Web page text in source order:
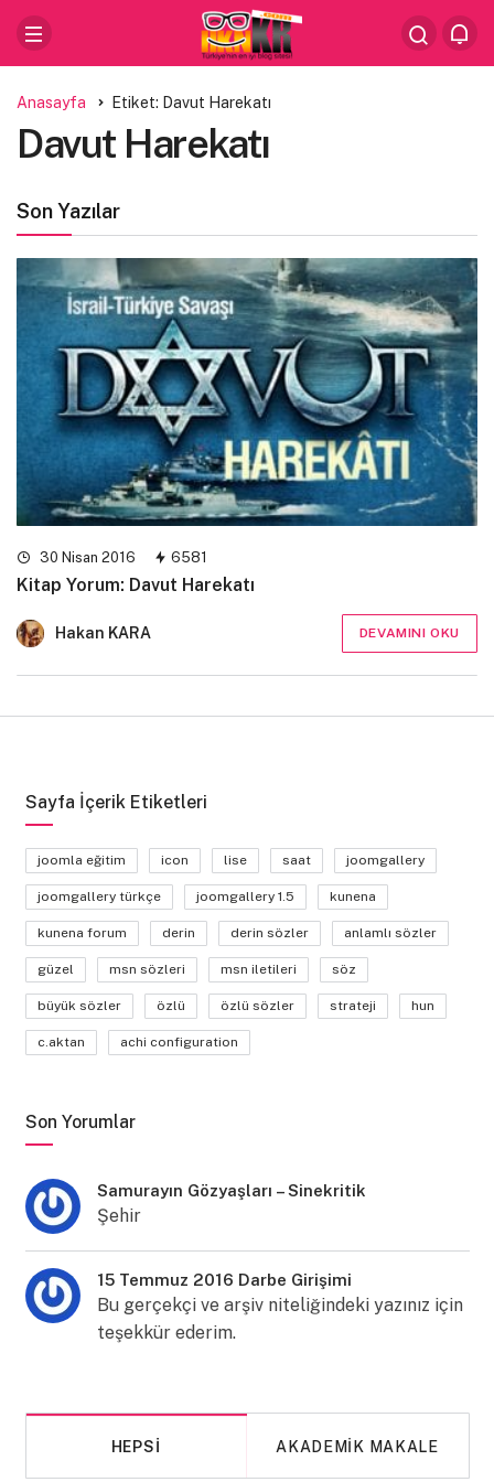
Anasayfa Etiket: Davut Harekatı
Davut Harekatı
Son Yazılar
30 Nisan 2016 6581
Kitap Yorum: Davut Harekatı
Hakan KARA DEVAMINI OKU
Sayfa İçerik Etiketleri
joomla eğitim icon lise saat joomgallery
joomgallery türkçe joomgallery 1.5 kunena
kunena forum derin derin sözler anlamlı sözler
güzel msn sözleri msn iletileri söz
büyük sözler özlü özlü sözler strateji hun
c.aktan achi configuration
Son Yorumlar
Samurayın Gözyaşları – Sinekritik
Şehir
15 Temmuz 2016 Darbe Girişimi
Bu gerçekçi ve arşiv niteliğindeki yazınız için
teşekkür ederim.
HEPSI AKADEMIK MAKALE